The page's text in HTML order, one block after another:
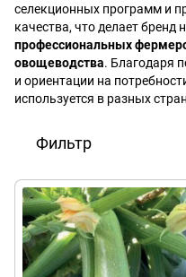
селекционных программ и
качества, что делает
профессиональных
овощеводства. Благодаря
и ориентации на
используется в разных
Фильтр